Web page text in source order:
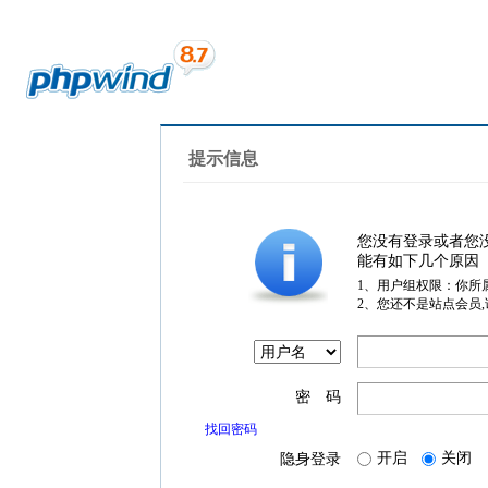
提示信息
您没有登录或者您
能有如下几个原因
1、用户组权限：你所
2、您还不是站点会员
密 码
找回密码
隐身登录 开启 关闭